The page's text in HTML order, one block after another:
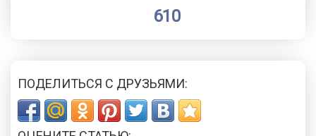
610
ПОДЕЛИТЬСЯ С ДРУЗЬЯМИ: